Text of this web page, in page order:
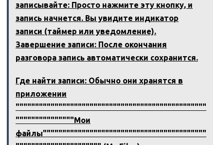
записывайте: Просто нажмите эту кнопку, и
запись начнется. Вы увидите индикатор
записи (таймер или уведомление).
Завершение записи: После окончания
разговора запись автоматически сохранится.
Где найти записи: Обычно они хранятся в
приложении
"""""""""""""""""""""""""""""""""""""""""""""""""
"""""""""""""""Мои
файлы""""""""""""""""""""""""""""""""""""""""""